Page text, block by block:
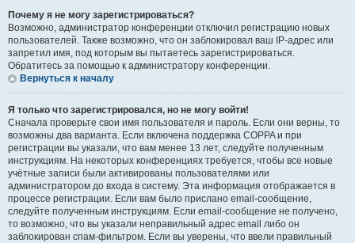
Почему я не могу зарегистрироваться?
Возможно, администратор конференции отключил регистрацию новых
пользователей. Также возможно, что он заблокировал ваш IP-адрес или
запретил имя, под которым вы пытаетесь зарегистрироваться.
Обратитесь за помощью к администратору конференции.
Вернуться к началу
Я только что зарегистрировался, но не могу войти!
Сначала проверьте свои имя пользователя и пароль. Если они верны, то
возможны два варианта. Если включена поддержка COPPA и при
регистрации вы указали, что вам менее 13 лет, следуйте полученным
инструкциям. На некоторых конференциях требуется, чтобы все новые
учётные записи были активированы пользователями или
администратором до входа в систему. Эта информация отображается в
процессе регистрации. Если вам было прислано email-сообщение,
следуйте полученным инструкциям. Если email-сообщение не получено,
то возможно, что вы указали неправильный адрес email либо он
заблокирован спам-фильтром. Если вы уверены, что ввели правильный